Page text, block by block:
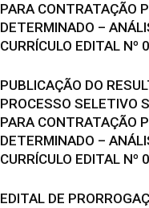
PARA CONTRATAÇÃO
DETERMINADO –
CURRÍCULO EDITAL
PUBLICAÇÃO DO
PROCESSO SELETIVO
PARA CONTRATAÇÃO
DETERMINADO –
CURRÍCULO EDITAL
EDITAL DE